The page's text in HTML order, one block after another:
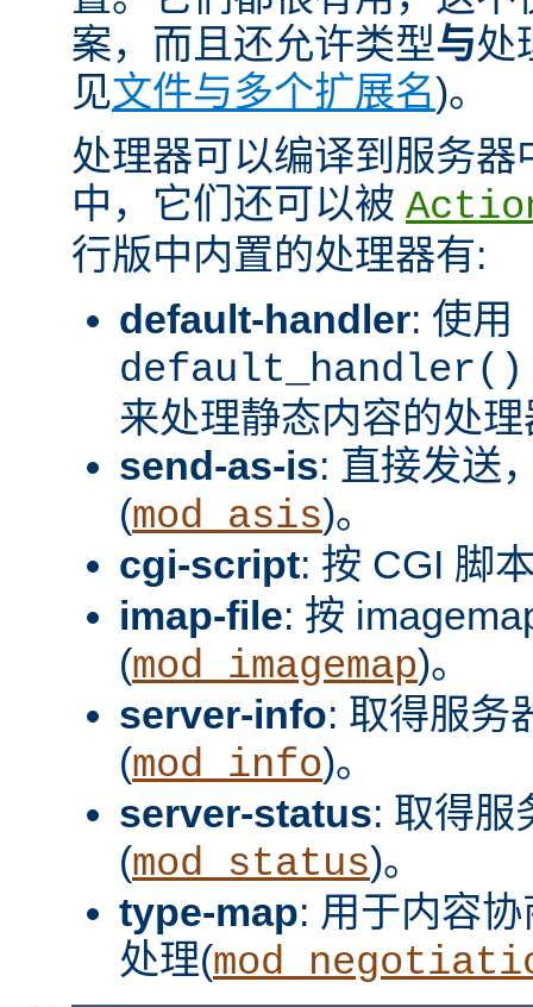
案，而且还允许类型与处
见文件与多个扩展名)。
处理器可以编译到服务
中，它们还可以被
行版中内置的处理器有:
default-handler: 使用
default_handler()
来处理静态内容的处
send-as-is: 直接发送
(mod_asis)。
cgi-script: 按 CGI 脚
imap-file: 按
(mod_imagemap)。
server-info: 取得服务
(mod_info)。
server-status: 取得服
(mod_status)。
type-map: 用于内容
处理(